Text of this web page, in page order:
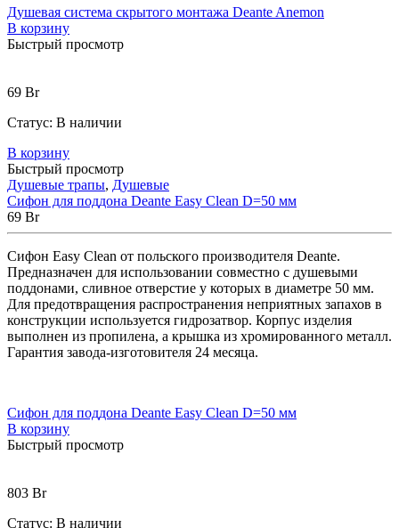
Душевая система скрытого монтажа Deante Anemon
В корзину
Быстрый просмотр
69 Br
Статус: В наличии
В корзину
Быстрый просмотр
Душевые трапы, Душевые
Сифон для поддона Deante Easy Clean D=50 мм
69 Br
Сифон Easy Clean от польского производителя Deante.
Предназначен для использовании совместно с душевыми
поддонами, сливное отверстие у которых в диаметре 50 мм.
Для предотвращения распространения неприятных запахов в
конструкции используется гидрозатвор. Корпус изделия
выполнен из пропилена, а крышка из хромированного металл.
Гарантия завода-изготовителя 24 месяца.
Сифон для поддона Deante Easy Clean D=50 мм
В корзину
Быстрый просмотр
803 Br
Статус: В наличии